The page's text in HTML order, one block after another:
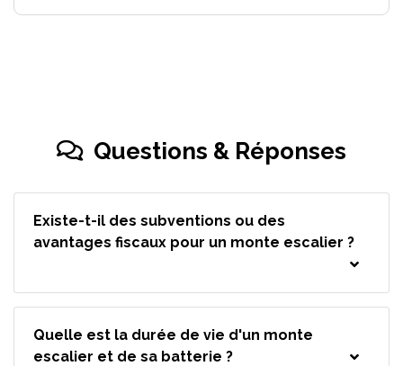
Questions & Réponses
Existe-t-il des subventions ou des
avantages fiscaux pour un monte escalier ?
Quelle est la durée de vie d'un monte
escalier et de sa batterie ?